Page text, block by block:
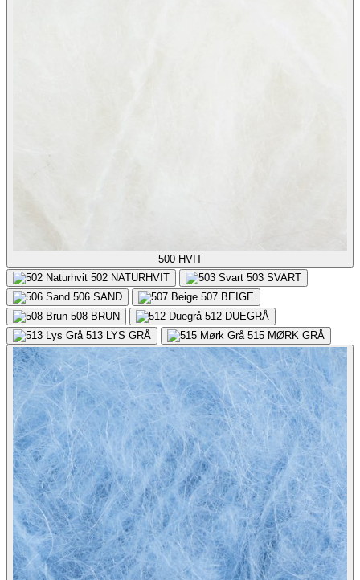
500 HVIT
502 NATURHVIT 503 SVART
506 SAND 507 BEIGE
508 BRUN 512 DUEGRÅ
513 LYS GRÅ 515 MØRK GRÅ